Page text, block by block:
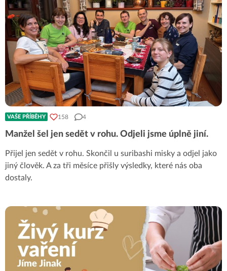
VAŠE PŘÍBĚHY 158 4
Manžel šel jen sedět v rohu. Odjeli jsme úplně jiní.
Přijel jen sedět v rohu. Skončil u suribashi misky a odjel jako
jiný člověk. A za tři měsíce přišly výsledky, které nás oba
dostaly.